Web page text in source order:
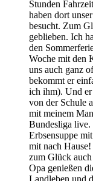
Stunden
haben dort
besucht. Zum
geblieben. Ich
den
Woche mit den
uns auch ganz
bekommt er
ich ihm). Und
von der Schule
mit meinem
Bundesliga live.
Erbsensuppe
mit nach
zum Glück
Opa genießen
Landleben und